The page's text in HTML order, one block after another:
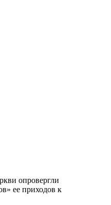
опровергли
ее приходов к